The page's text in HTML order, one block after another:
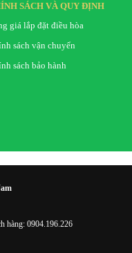
SÁCH VÀ QUY ĐỊNH
giá lắp đặt điều hòa
sách vận chuyển
sách bảo hành
hàng: 0904.196.226